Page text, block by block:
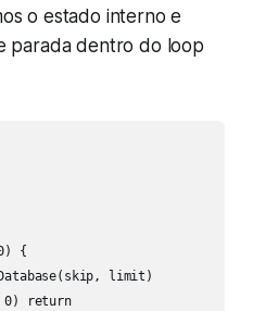
o estado interno e
parada dentro do loop
{
limit)
0) return